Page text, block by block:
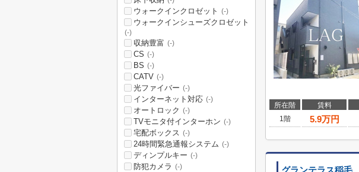
所在階 賃料
1階
5.9万円
ウォークインクロゼット (-)
ウォークインシューズクロゼット
(-)
収納豊富 (-)
CS (-)
BS (-)
CATV (-)
光ファイバー (-)
インターネット対応 (-)
オートロック (-)
TVモニタ付インターホン (-)
宅配ボックス (-)
24時間緊急通報システム (-)
ディンプルキー (-)
防犯カメラ (-)